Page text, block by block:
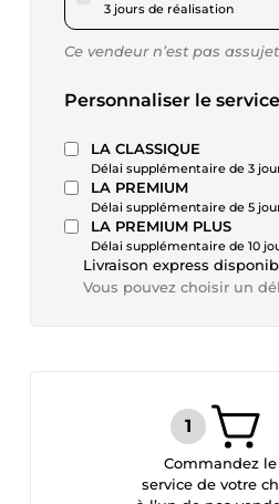
3 jours de réalisation
Ce vendeur n’est pas
Personnaliser le service
LA CLASSIQUE
Délai supplémentaire de 3
LA PREMIUM
Délai supplémentaire de 5
LA PREMIUM PLUS
Délai supplémentaire de 10
Livraison express
Vous pouvez choisir un
Commandez le
service de votre